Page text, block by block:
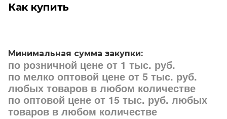
Как купить
Минимальная сумма закупки:
по розничной цене от 1 тыс. руб.
по мелко оптовой цене от 5 тыс. руб.
любых товаров в любом количестве
по оптовой цене от 15 тыс. руб. любых
товаров в любом количестве